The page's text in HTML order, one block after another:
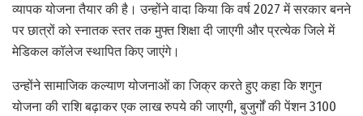
व्यापक योजना तैयार की है। उन्होंने वादा किया कि वर्ष 2027 में सरकार बनने
पर छात्रों को स्नातक स्तर तक मुफ्त शिक्षा दी जाएगी और प्रत्येक जिले में
मेडिकल कॉलेज स्थापित किए जाएंगे।
उन्होंने सामाजिक कल्याण योजनाओं का जिक्र करते हुए कहा कि शगुन
योजना की राशि बढ़ाकर एक लाख रुपये की जाएगी, बुजुर्गों की पेंशन 3100